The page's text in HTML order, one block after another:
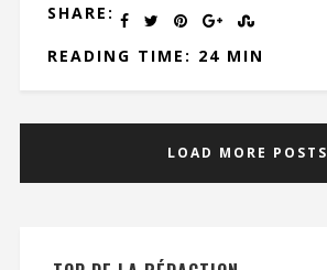
SHARE:
READING TIME: 24 MIN
LOAD MORE POSTS